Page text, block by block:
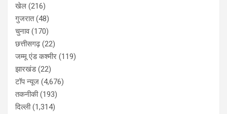
खेल (216)
गुजरात(48)
चुनाव(170)
छत्तीसगढ़(22)
जम्मू एंड कश्मीर (119)
झारखंड(22)
टॉप न्यूज (4,676)
तकनीकी(193)
दिल्ली(1,314)